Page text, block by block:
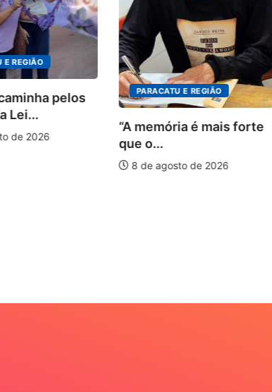
pelos
2026
PARACATU E REGIÃO
“A memória é mais forte
que o...
8 de agosto de 2026